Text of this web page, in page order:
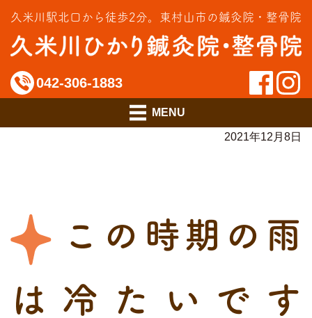
久米川駅北口から徒歩2分。 東村山市の鍼灸院・整骨院
042-306-1883
料金のご案内
アクセス
2021年12月8日
この時期の雨
は冷たいです